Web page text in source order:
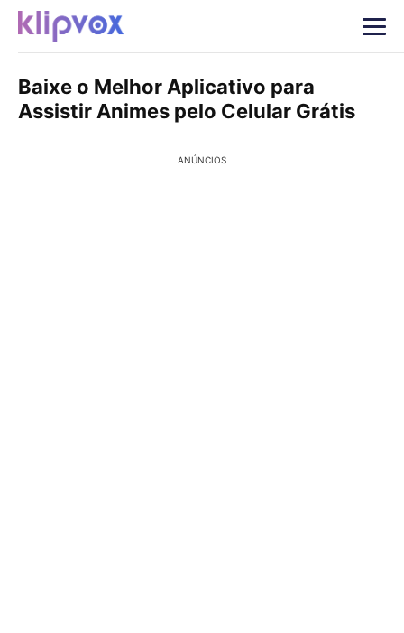
Baixe o Melhor Aplicativo para
Assistir Animes pelo Celular Grátis
ANÚNCIOS